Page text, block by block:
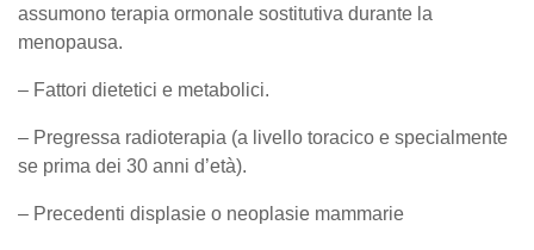
assumono terapia ormonale sostitutiva durante la
menopausa.
– Fattori dietetici e metabolici.
– Pregressa radioterapia (a livello toracico e specialmente
se prima dei 30 anni d’età).
– Precedenti displasie o neoplasie mammarie